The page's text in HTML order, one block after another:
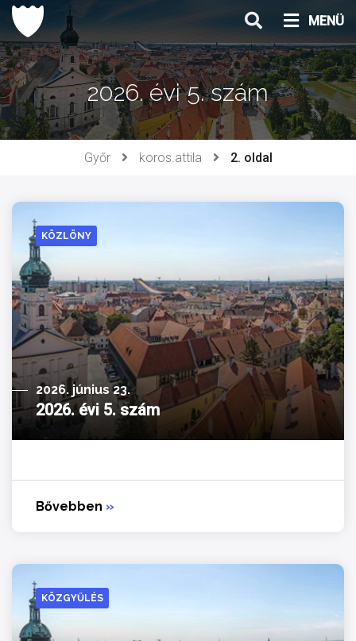
Ugrás
tartalomhoz
MENÜ
2026. évi 5. szám
Győr koros.attila 2. oldal
KÖZLÖNY
2026. június 23.
2026. évi 5. szám
Bővebben »
KÖZGYŰLÉS